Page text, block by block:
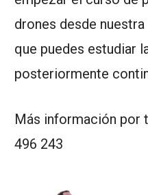
drones desde
que puedes estudiar
posteriormente
Más información por
496 243